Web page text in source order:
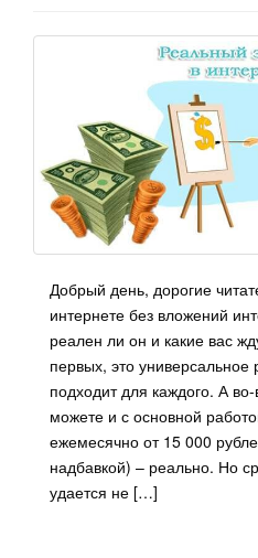
Добрый день, дорогие
интернете без вложений
реален ли он и какие вас
первых, это
подходит для каждого. А
можете и с основной
ежемесячно от 15 000
надбавкой) – реально. Но
удается не […]